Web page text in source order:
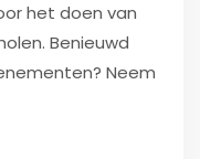
het doen van
Benieuwd
Neem